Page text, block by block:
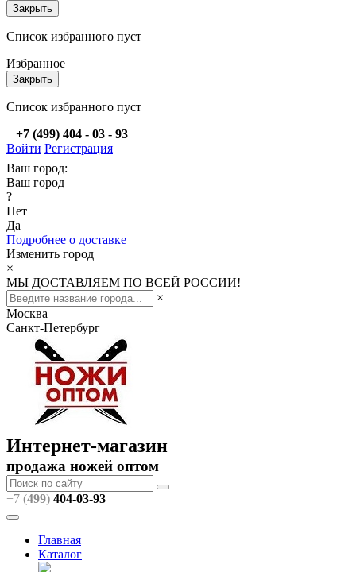
Закрыть
Список избранного пуст
Избранное
Закрыть
Список избранного пуст
+7 (499) 404 - 03 - 93
Войти Регистрация
Ваш город:
Ваш город
?
Нет
Да
Подробнее о доставке
Изменить город
×
МЫ ДОСТАВЛЯЕМ ПО ВСЕЙ РОССИИ!
×
Москва
Санкт-Петербург
Интернет-магазин
продажа ножей оптом
+7 (499) 404-03-93
Главная
Каталог